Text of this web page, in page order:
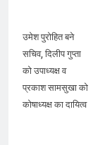
उमेश पुरोहित बने
सचिव, दिलीप गुप्ता
को उपाध्यक्ष व
प्रकाश सामसुखा को
कोषाध्यक्ष का दायित्व